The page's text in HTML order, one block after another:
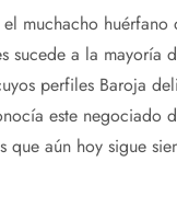
muchacho huérfano
sucede a la mayoría
perfiles Baroja
este negociado
que aún hoy sigue